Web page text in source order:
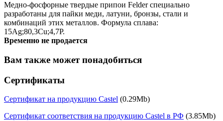
Медно-фосфорные твердые припои Felder специально
разработаны для пайки меди, латуни, бронзы, стали и
комбинаций этих металлов. Формула сплава:
15Ag;80,3Cu;4,7P.
Временно не продается
Вам также может понадобиться
Сертификаты
Сертификат на продукцию Castel (0.29Mb)
Сертификат соответствия на продукцию Castel в РФ (3.85Mb)